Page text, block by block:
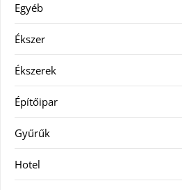
Egyéb
Ékszer
Ékszerek
Építőipar
Gyűrűk
Hotel